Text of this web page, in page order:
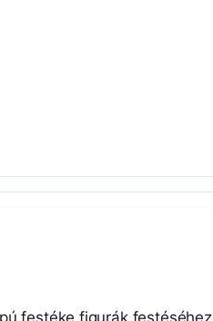
festéke figurák festéséhez.